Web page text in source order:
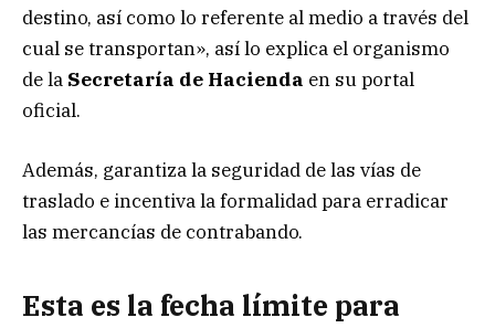
destino, así como lo referente al medio a través del
cual se transportan», así lo explica el organismo
de la Secretaría de Hacienda en su portal
oficial.
Además, garantiza la seguridad de las vías de
traslado e incentiva la formalidad para erradicar
las mercancías de contrabando.
Esta es la fecha límite para